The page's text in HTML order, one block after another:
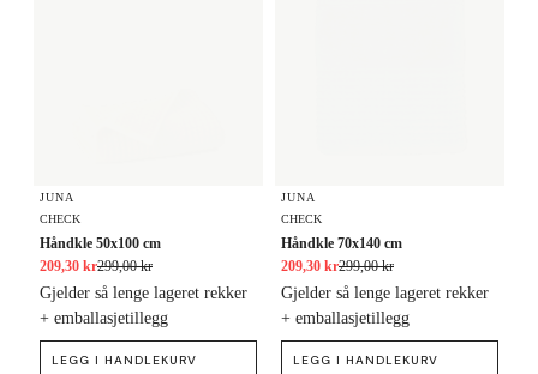
JUNA
CHECK
Håndkle 50x100 cm
209,30 kr299,00 kr
+ emballasjetillegg
Gjelder så lenge lageret rekker
LEGG I HANDLEKURV
JUNA
CHECK
Håndkle 70x140 cm
209,30 kr299,00 kr
+ emballasjetillegg
Gjelder så lenge lageret rekker
LEGG I HANDLEKURV